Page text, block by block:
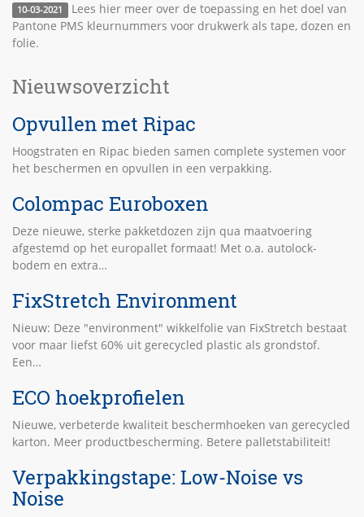
10-03-2021
Lees hier meer over de toepassing en het doel van
Pantone PMS kleurnummers voor drukwerk als tape, dozen en
folie.
Nieuwsoverzicht
Opvullen met Ripac
Hoogstraten en Ripac bieden samen complete systemen voor
het beschermen en opvullen in een verpakking.
Colompac Euroboxen
Deze nieuwe, sterke pakketdozen zijn qua maatvoering
afgestemd op het europallet formaat! Met o.a. autolock-
bodem en extra…
FixStretch Environment
Nieuw: Deze "environment" wikkelfolie van FixStretch bestaat
voor maar liefst 60% uit gerecycled plastic als grondstof.
Een…
ECO hoekprofielen
Nieuwe, verbeterde kwaliteit beschermhoeken van gerecycled
karton. Meer productbescherming. Betere palletstabiliteit!
Verpakkingstape: Low-Noise vs
Noise